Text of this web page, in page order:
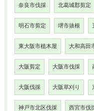
奈良市伐採 北葛城郡剪定
明石市剪定 堺市抜根
東大阪市植木屋 大和高田
大阪剪定 大阪市伐採
大阪伐採 大阪草刈り
神戸市北区伐採 西宮市伐